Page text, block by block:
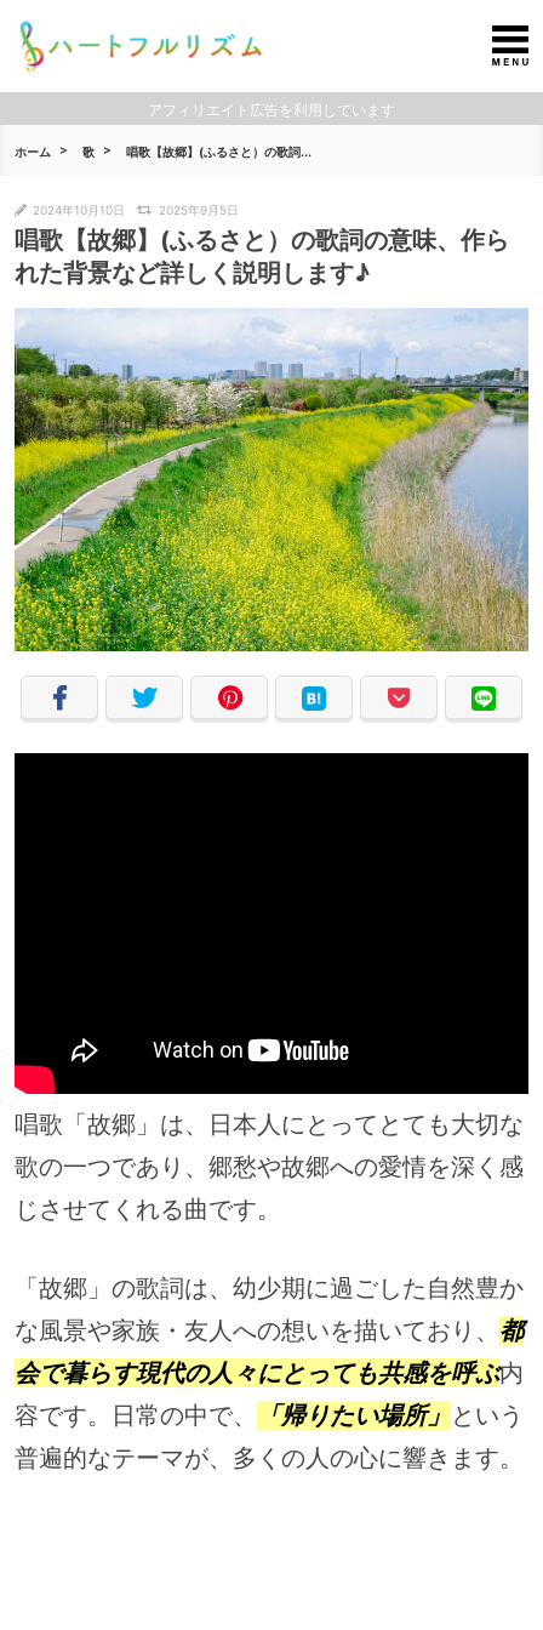
アフィリエイト広告を利用しています
ホーム 歌 唱歌【故郷】(ふるさと）の歌詞...
2024年10月10日 2025年9月5日
唱歌【故郷】(ふるさと）の歌詞の意味、作ら
れた背景など詳しく説明します♪
唱歌「故郷」は、日本人にとってとても大切な
歌の一つであり、郷愁や故郷への愛情を深く感
じさせてくれる曲です。
「故郷」の歌詞は、幼少期に過ごした自然豊か
な風景や家族・友人への想いを描いており、 都
会で暮らす現代の人々にとっても共感を呼ぶ内
容です。日常の中で、
「帰りたい場所」 という
普遍的なテーマが、多くの人の心に響きます。